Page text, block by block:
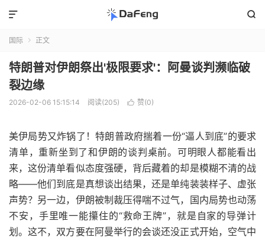


国际  正文
特朗普对伊朗祭出'极限要求'：阿曼谈判濒临破
裂边缘
2026-02-06 15:15:14 阅读(205)  赞(0)
美伊局势又炸锅了！特朗普政府揣着一份“逼人到底”的要求
清单，重新坐到了和伊朗的谈判桌前。可明眼人都能看出
来，这份清单看似态度强硬，背后藏着的却是模糊不清的战
略——他们到底是真想谈出结果，还是单纯装装样子、虚张
声势？另一边，伊朗被制裁压得喘不过气，国内局势也动荡
不安，手里唯一能攥住的“救命王牌”，就是自家的导弹计
划。这不，双方要在阿曼举行的会谈还没正式开始，空气中